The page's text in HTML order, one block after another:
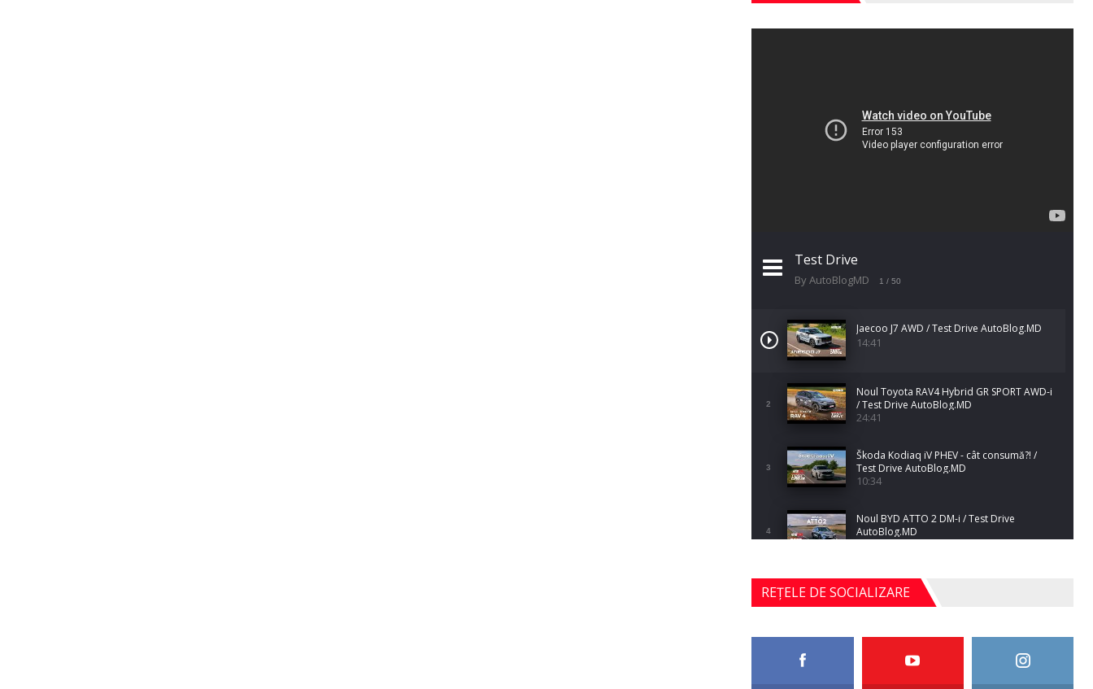
Test Drive
By AutoBlogMD 1 / 50
Jaecoo J7 AWD / Test Drive AutoBlog.MD
14:41
2
Noul Toyota RAV4 Hybrid GR SPORT AWD-i
/ Test Drive AutoBlog.MD
24:41
3
Škoda Kodiaq iV PHEV - cât consumă?! /
Test Drive AutoBlog.MD
10:34
4
Noul BYD ATTO 2 DM-i / Test Drive
AutoBlog.MD
5
Noul Mercedes-Benz S-Class facelift (S 580
4MATIC V223) / Test Drive AutoBlog.MD
27:33
REȚELE DE SOCIALIZARE